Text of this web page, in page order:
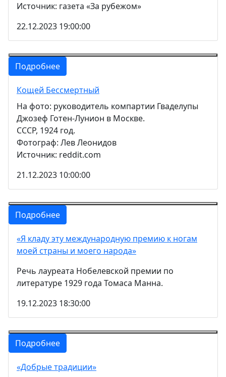
Источник: газета «За рубежом»
22.12.2023 19:00:00
Подробнее
Кощей Бессмертный
На фото: руководитель компартии Гваделупы
Джозеф Готен-Лунион в Москве.
СССР, 1924 год.
Фотограф: Лев Леонидов
Источник: reddit.com
21.12.2023 10:00:00
Подробнее
«Я кладу эту международную премию к ногам
моей страны и моего народа»
Речь лауреата Нобелевской премии по
литературе 1929 года Томаса Манна.
19.12.2023 18:30:00
Подробнее
«Добрые традиции»